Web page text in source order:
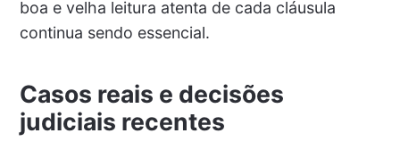
boa e velha leitura atenta de cada cláusula
continua sendo essencial.
Casos reais e decisões
judiciais recentes